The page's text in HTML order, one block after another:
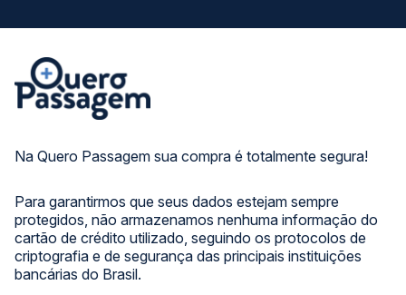
Na Quero Passagem sua compra é totalmente segura!
Para garantirmos que seus dados estejam sempre
protegidos, não armazenamos nenhuma informação do
cartão de crédito utilizado, seguindo os protocolos de
criptografia e de segurança das principais instituições
bancárias do Brasil.